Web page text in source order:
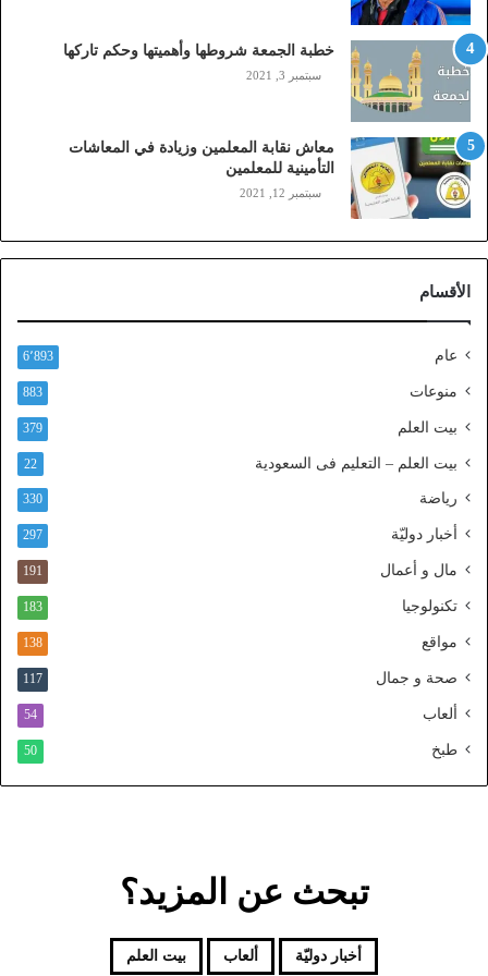
ا
ي
ل
ي
ز
ي
ن
)
ا
ل
ف
ا
ا
ط
ا
م
و
د
خطبة الجمعة شروطها وأهميتها وحكم تاركها
سبتمبر 3, 2021
معاش نقابة المعلمين وزيادة في المعاشات
التأمينية للمعلمين
سبتمبر 12, 2021
الأقسام
عام 6٬893
منوعات 883
بيت العلم 379
بيت العلم – التعليم فى السعودية 22
رياضة 330
أخبار دوليّة 297
مال و أعمال 191
تكنولوجيا 183
مواقع 138
صحة و جمال 117
ألعاب 54
طبخ 50
تبحث عن المزيد؟
أخبار دوليّة ألعاب بيت العلم